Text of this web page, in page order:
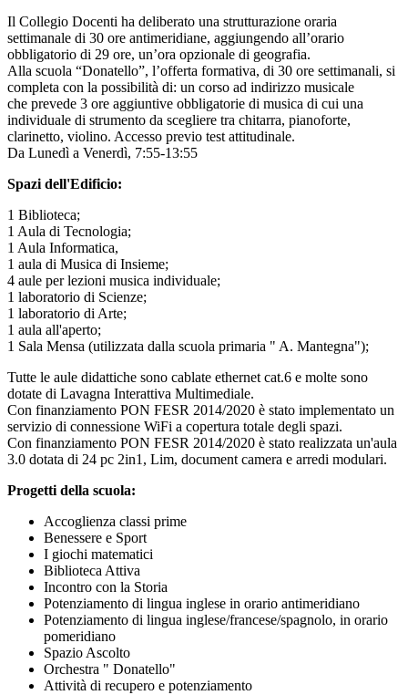
Il Collegio Docenti ha deliberato una strutturazione oraria
settimanale di 30 ore antimeridiane, aggiungendo all’orario
obbligatorio di 29 ore, un’ora opzionale di geografia.
Alla scuola “Donatello”, l’offerta formativa, di 30 ore settimanali, si
completa con la possibilità di: un corso ad indirizzo musicale
che prevede 3 ore aggiuntive obbligatorie di musica di cui una
individuale di strumento da scegliere tra chitarra, pianoforte,
clarinetto, violino. Accesso previo test attitudinale.
Da Lunedì a Venerdì, 7:55-13:55
Spazi dell'Edificio:
1 Biblioteca;
1 Aula di Tecnologia;
1 Aula Informatica,
1 aula di Musica di Insieme;
4 aule per lezioni musica individuale;
1 laboratorio di Scienze;
1 laboratorio di Arte;
1 aula all'aperto;
1 Sala Mensa (utilizzata dalla scuola primaria " A. Mantegna");
Tutte le aule didattiche sono cablate ethernet cat.6 e molte sono
dotate di Lavagna Interattiva Multimediale.
Con finanziamento PON FESR 2014/2020 è stato implementato un
servizio di connessione WiFi a copertura totale degli spazi.
Con finanziamento PON FESR 2014/2020 è stato realizzata un'aula
3.0 dotata di 24 pc 2in1, Lim, document camera e arredi modulari.
Progetti della scuola:
Accoglienza classi prime
Benessere e Sport
I giochi matematici
Biblioteca Attiva
Incontro con la Storia
Potenziamento di lingua inglese in orario antimeridiano
Potenziamento di lingua inglese/francese/spagnolo, in orario
pomeridiano
Spazio Ascolto
Orchestra " Donatello"
Attività di recupero e potenziamento